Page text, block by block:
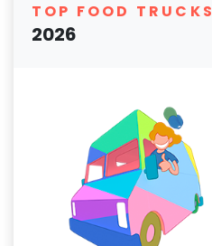
TOP FOOD TRUCKS
2026